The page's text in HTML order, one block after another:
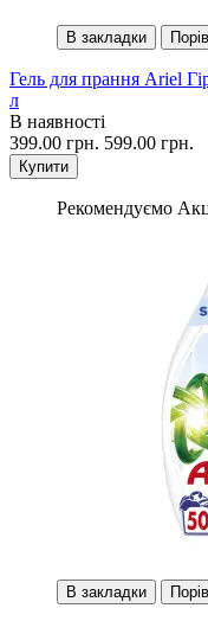
В закладки
Гель для прання Ariel
л
В наявності
399.00 грн. 599.00 грн.
Купити
Рекомендуємо
В закладки